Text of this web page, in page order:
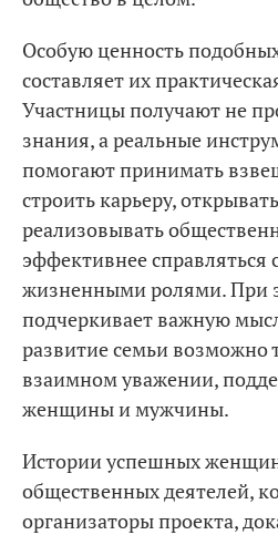
Особую ценность
составляет их
Участницы получают не
знания, а реальные
помогают принимать
строить карьеру,
реализовывать
эффективнее
жизненными ролями. При
подчеркивает важную
развитие семьи возможно
взаимном уважении,
женщины и мужчины.
Истории успешных
общественных деятелей,
организаторы проекта,